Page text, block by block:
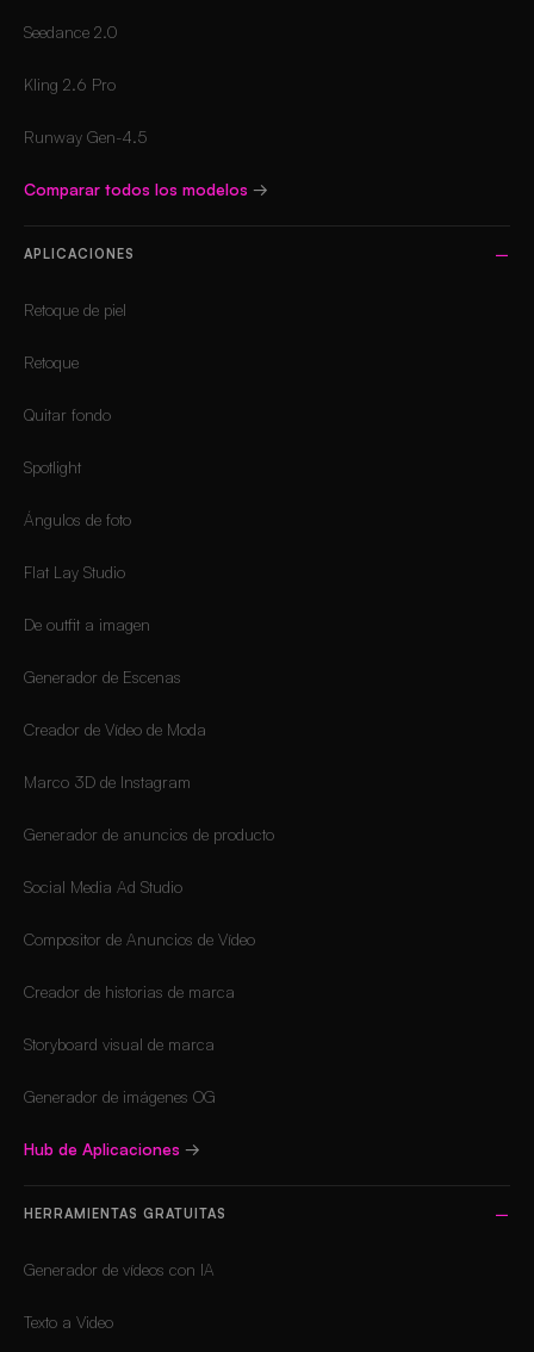
Seedance 2.0
Kling 2.6 Pro
Runway Gen-4.5
Comparar todos los modelos →
APLICACIONES
Retoque de piel
Retoque
Quitar fondo
Spotlight
Ángulos de foto
Flat Lay Studio
De outfit a imagen
Generador de Escenas
Creador de Vídeo de Moda
Marco 3D de Instagram
Generador de anuncios de producto
Social Media Ad Studio
Compositor de Anuncios de Vídeo
Creador de historias de marca
Storyboard visual de marca
Generador de imágenes OG
Hub de Aplicaciones →
HERRAMIENTAS GRATUITAS
Generador de vídeos con IA
Texto a Video